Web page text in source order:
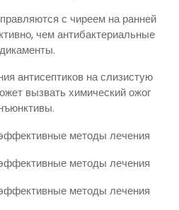
с чиреем на ранней
чем антибактериальные
антисептиков на слизистую
вызвать химический ожог